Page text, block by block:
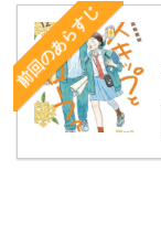
前回のあらすじ